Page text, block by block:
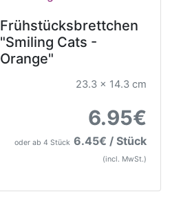
Frühstücksbrettchen
"Smiling Cats -
Orange"
23.3 x 14.3 cm
6.95€
oder ab 4 Stück 6.45€ / Stück
(incl. MwSt.)